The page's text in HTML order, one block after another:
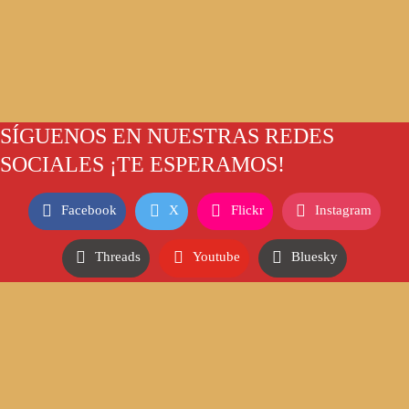
SÍGUENOS EN NUESTRAS REDES
SOCIALES ¡TE ESPERAMOS!
Facebook X Flickr Instagram
Threads Youtube Bluesky